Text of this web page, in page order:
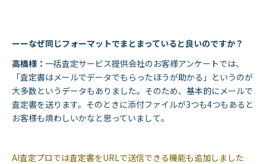
ーーなぜ同じフォーマットでまとまっていると良いのですか？
高橋様： 一括査定サービス提供会社のお客様アンケートでは、
「査定書はメールでデータでもらったほうが助かる」というのが
大多数というデータもありました。そのため、基本的にメールで
査定書を送ります。そのときに添付ファイルが3つも4つもあると
お客様も煩わしいかなと思っていまして。
AI査定プロでは査定書をURLで送信できる機能も追加しました